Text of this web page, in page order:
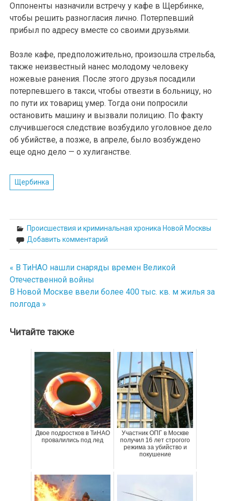
Оппоненты назначили встречу у кафе в Щербинке,
чтобы решить разногласия лично. Потерпевший
прибыл по адресу вместе со своими друзьями.
Возле кафе, предположительно, произошла стрельба,
также неизвестный нанес молодому человеку
ножевые ранения. После этого друзья посадили
потерпевшего в такси, чтобы отвезти в больницу, но
по пути их товарищ умер. Тогда они попросили
остановить машину и вызвали полицию. По факту
случившегося следствие возбудило уголовное дело
об убийстве, а позже, в апреле, было возбуждено
еще одно дело — о хулиганстве.
Щербинка
Происшествия и криминальная хроника Новой Москвы
Добавить комментарий
Навигация
по
записям
« В ТиНАО нашли снаряды времен Великой
Отечественной войны
В Новой Москве ввели более 400 тыс. кв. м жилья за
полгода »
Читайте также
Двое подростков в ТиНАО
провалились под лед
Участник ОПГ в Москве
получил 16 лет строгого
режима за убийство и
покушение